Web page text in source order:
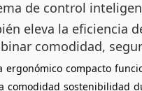
de control
eleva la eficiencia
comodidad,
ergonómico compacto
comodidad sostenibilidad